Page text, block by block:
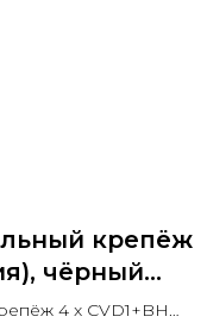
крепёж
чёрный
RAL 9005
4 x CVD1+BH